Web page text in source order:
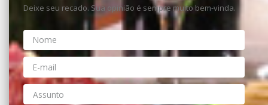
Deixe seu recado. Sua opinião é sempre muito bem-vinda.